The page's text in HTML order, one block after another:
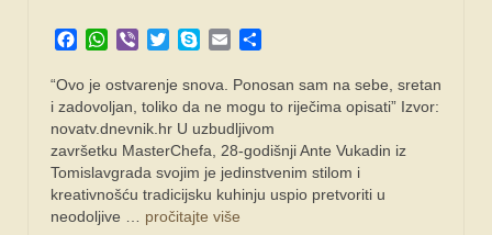
Facebook
WhatsApp
Viber TwitterSkypeEmail
“Ovo je ostvarenje snova. Ponosan sam na sebe, sretan
i zadovoljan, toliko da ne mogu to riječima opisati” Izvor:
novatv.dnevnik.hr U uzbudljivom
završetku MasterChefa, 28-godišnji Ante Vukadin iz
Tomislavgrada svojim je jedinstvenim stilom i
kreativnošću tradicijsku kuhinju uspio pretvoriti u
neodoljive … pročitajte više